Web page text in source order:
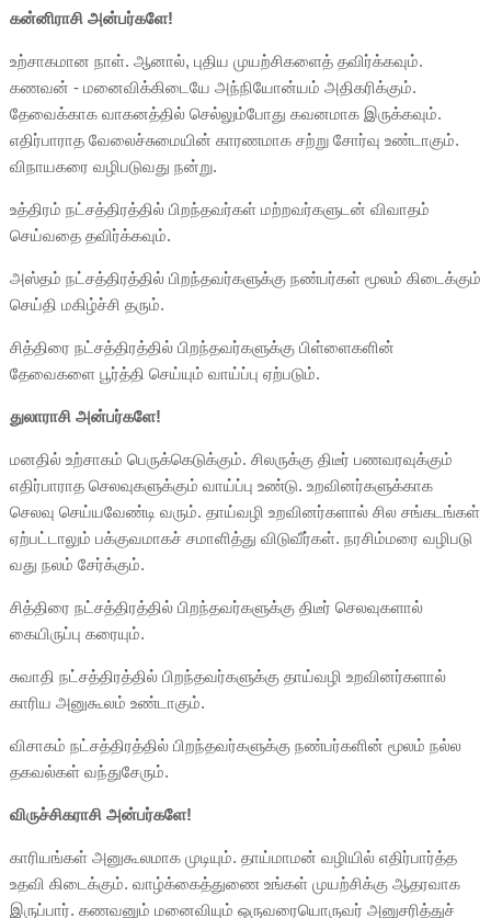
கன்னிராசி அன்பர்களே!
உற்சாகமான நாள். ஆனால், புதிய முயற்சிகளைத் தவிர்க்கவும்.
கணவன் - மனைவிக்கிடையே அந்நியோன்யம் அதிகரிக்கும்.
தேவைக்காக வாகனத்தில் செல்லும்போது கவனமாக இருக்கவும்.
எதிர்பாராத வேலைச்சுமையின் காரணமாக சற்று சோர்வு உண்டாகும்.
விநாயகரை வழிபடுவது நன்று.
உத்திரம் நட்சத்திரத்தில் பிறந்தவர்கள் மற்றவர்களுடன் விவாதம்
செய்வதை தவிர்க்கவும்.
அஸ்தம் நட்சத்திரத்தில் பிறந்தவர்களுக்கு நண்பர்கள் மூலம் கிடைக்கும்
செய்தி மகிழ்ச்சி தரும்.
சித்திரை நட்சத்திரத்தில் பிறந்தவர்களுக்கு பிள்ளைகளின்
தேவைகளை பூர்த்தி செய்யும் வாய்ப்பு ஏற்படும்.
துலாராசி அன்பர்களே!
மனதில் உற்சாகம் பெருக்கெடுக்கும். சிலருக்கு திடீர் பணவரவுக்கும்
எதிர்பாராத செலவுகளுக்கும் வாய்ப்பு உண்டு. உறவினர்களுக்காக
செலவு செய்யவேண்டி வரும். தாய்வழி உறவினர்களால் சில சங்கடங்கள்
ஏற்பட்டாலும் பக்குவமாகச் சமாளித்து விடுவீர்கள். நரசிம்மரை வழிபடு
வது நலம் சேர்க்கும்.
சித்திரை நட்சத்திரத்தில் பிறந்தவர்களுக்கு திடீர் செலவுகளால்
கையிருப்பு கரையும்.
சுவாதி நட்சத்திரத்தில் பிறந்தவர்களுக்கு தாய்வழி உறவினர்களால்
காரிய அனுகூலம் உண்டாகும்.
விசாகம் நட்சத்திரத்தில் பிறந்தவர்களுக்கு நண்பர்களின் மூலம் நல்ல
தகவல்கள் வந்துசேரும்.
விருச்சிகராசி அன்பர்களே!
காரியங்கள் அனுகூலமாக முடியும். தாய்மாமன் வழியில் எதிர்பார்த்த
உதவி கிடைக்கும். வாழ்க்கைத்துணை உங்கள் முயற்சிக்கு ஆதரவாக
இருப்பார். கணவனும் மனைவியும் ஒருவரையொருவர் அனுசரித்துச்